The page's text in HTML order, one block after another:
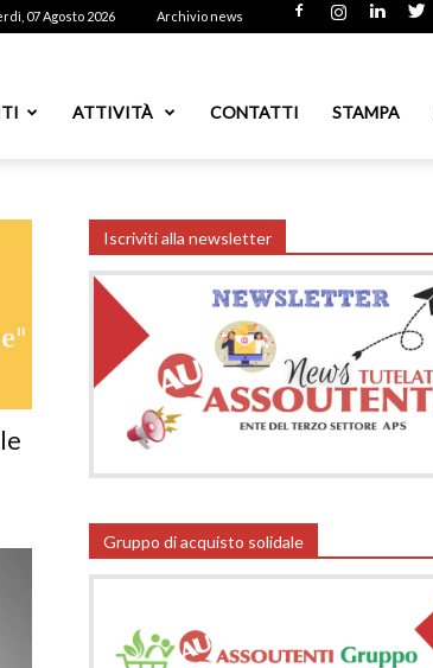
07 Agosto 2026 Archivio news
ATTIVITÀ CONTATTI STAMPA
Iscriviti alla newsletter
Gruppo di acquisto solidale